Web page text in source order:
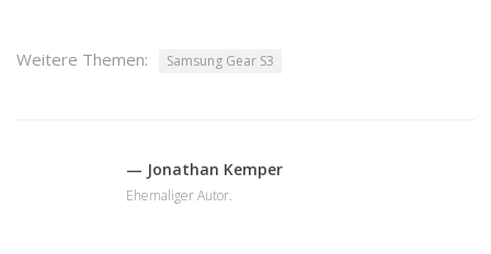
Weitere Themen: Samsung Gear S3
— Jonathan Kemper
Ehemaliger Autor.